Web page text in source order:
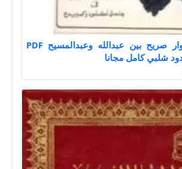
تحميل كتاب حوار صريح بين عبدالله وعبدالمسيح PDF
شلبي كامل مجانا